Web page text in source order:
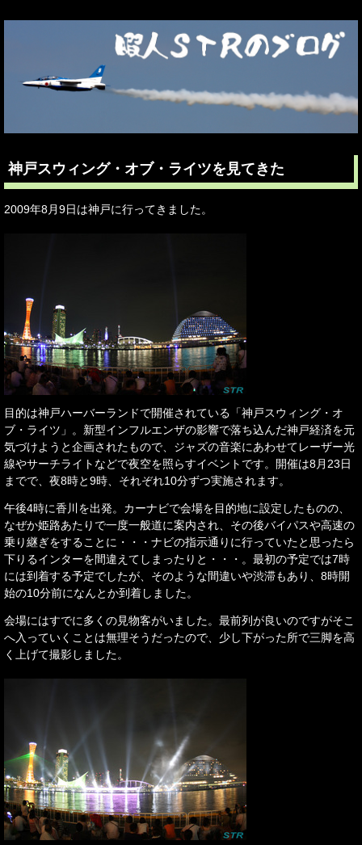
神戸スウィング・オブ・ライツを見てきた
2009年8月9日は神戸に行ってきました。
目的は神戸ハーバーランドで開催されている「神戸スウィング・オ
ブ・ライツ」。新型インフルエンザの影響で落ち込んだ神戸経済を元
気づけようと企画されたもので、ジャズの音楽にあわせてレーザー光
線やサーチライトなどで夜空を照らすイベントです。開催は8月23日
までで、夜8時と9時、それぞれ10分ずつ実施されます。
午後4時に香川を出発。カーナビで会場を目的地に設定したものの、
なぜか姫路あたりで一度一般道に案内され、その後バイパスや高速の
乗り継ぎをすることに・・・ナビの指示通りに行っていたと思ったら
下りるインターを間違えてしまったりと・・・。最初の予定では7時
には到着する予定でしたが、そのような間違いや渋滞もあり、8時開
始の10分前になんとか到着しました。
会場にはすでに多くの見物客がいました。最前列が良いのですがそこ
へ入っていくことは無理そうだったので、少し下がった所で三脚を高
く上げて撮影しました。